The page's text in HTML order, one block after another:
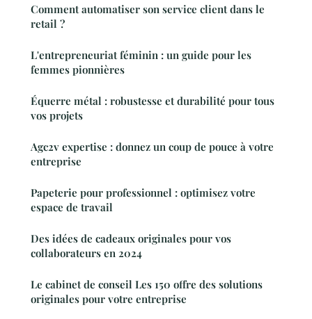
Comment automatiser son service client dans le
retail ?
L'entrepreneuriat féminin : un guide pour les
femmes pionnières
Équerre métal : robustesse et durabilité pour tous
vos projets
Agc2v expertise : donnez un coup de pouce à votre
entreprise
Papeterie pour professionnel : optimisez votre
espace de travail
Des idées de cadeaux originales pour vos
collaborateurs en 2024
Le cabinet de conseil Les 150 offre des solutions
originales pour votre entreprise